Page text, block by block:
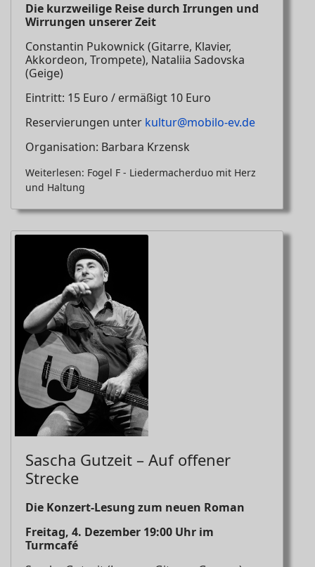
Die kurzweilige Reise durch Irrungen und
Wirrungen unserer Zeit
Constantin Pukownick (Gitarre, Klavier,
Akkordeon, Trompete), Nataliia Sadovska
(Geige)
Eintritt: 15 Euro / ermäßigt 10 Euro
Reservierungen unter kultur@mobilo-ev.de
Organisation: Barbara Krzensk
Weiterlesen: Fogel F - Liedermacherduo mit Herz
und Haltung
Sascha Gutzeit – Auf offener
Strecke
Die Konzert-Lesung zum neuen Roman
Freitag, 4. Dezember 19:00 Uhr im
Turmcafé